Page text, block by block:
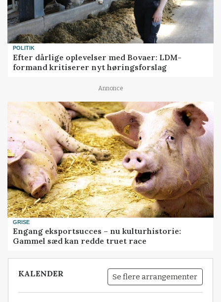
POLITIK
Efter dårlige oplevelser med Bovaer: LDM-
formand kritiserer nyt høringsforslag
Annonce
GRISE
Engang eksportsucces – nu kulturhistorie:
Gammel sæd kan redde truet race
KALENDER Se flere arrangementer